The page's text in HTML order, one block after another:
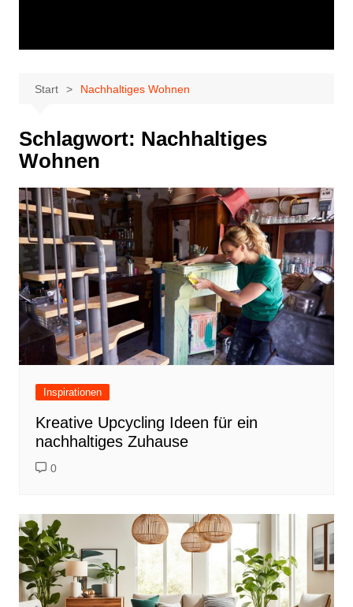
Start Nachhaltiges Wohnen
Schlagwort: Nachhaltiges
Wohnen
Inspirationen
Kreative Upcycling Ideen für ein
nachhaltiges Zuhause
0